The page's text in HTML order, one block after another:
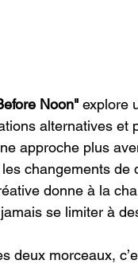
Noon" explore
alternatives et
approche plus
changements
donne à la
se limiter à
deux morceaux,